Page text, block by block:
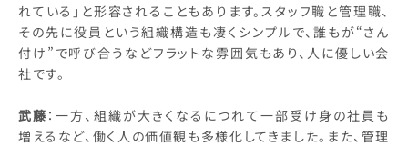
れている」と形容されることもあります。スタッフ職と管理職、
その先に役員という組織構造も凄くシンプルで、誰もが“さん
付け”で呼び合うなどフラットな雰囲気もあり、人に優しい会
社です。
武藤 ：一方、組織が大きくなるにつれて一部受け身の社員も
増えるなど、働く人の価値観も多様化してきました。また、管理